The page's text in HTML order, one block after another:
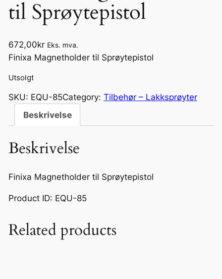
til Sprøytepistol
672,00kr Eks. mva.
Finixa Magnetholder til Sprøytepistol
Utsolgt
SKU: EQU-85Category: Tilbehør – Lakksprøyter
Beskrivelse
Beskrivelse
Finixa Magnetholder til Sprøytepistol
Product ID: EQU-85
Related products